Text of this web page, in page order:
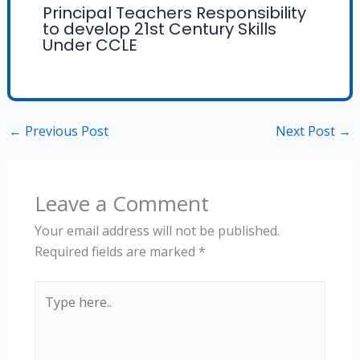
Principal Teachers Responsibility
to develop 21st Century Skills
Under CCLE
← Previous Post Next Post →
Leave a Comment
Your email address will not be published.
Required fields are marked *
here..